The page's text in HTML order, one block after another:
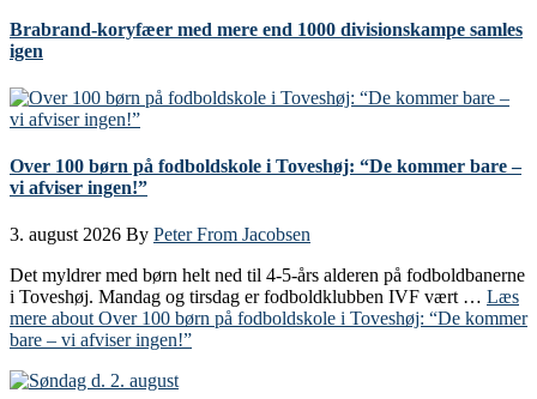
Brabrand-koryfæer med mere end 1000 divisionskampe samles
igen
Over 100 børn på fodboldskole i Toveshøj: “De kommer bare –
vi afviser ingen!”
3. august 2026 By Peter From Jacobsen
Det myldrer med børn helt ned til 4-5-års alderen på fodboldbanerne
i Toveshøj. Mandag og tirsdag er fodboldklubben IVF vært … Læs
mere about Over 100 børn på fodboldskole i Toveshøj: “De kommer
bare – vi afviser ingen!”